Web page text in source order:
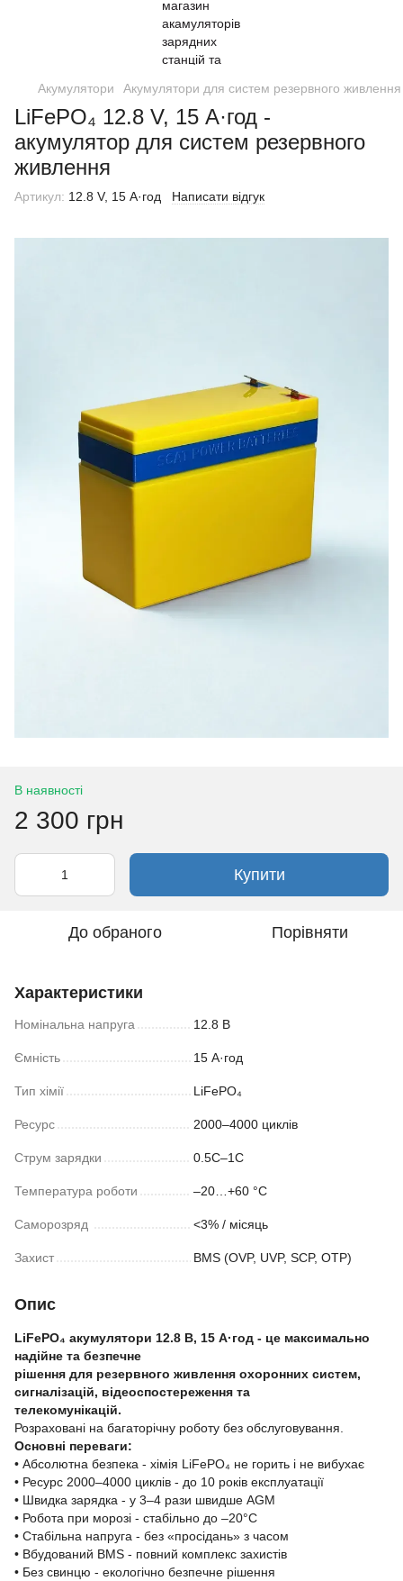
Акумулятори Акумулятори для систем резервного живлення
LiFePO₄ 12.8 V, 15 А·год -
акумулятор для систем резервного
живлення
Артикул: 12.8 V, 15 А·год Написати відгук
В наявності
2 300 грн
Купити
До обраного Порівняти
Характеристики
Номінальна напруга 12.8 В
Ємність 15 А·год
Тип хімії LiFePO₄
Ресурс 2000–4000 циклів
Струм зарядки 0.5С–1C
Температура роботи –20…+60 °C
Саморозряд <3% / місяць
Захист BMS (OVP, UVP, SCP, OTP)
Опис
LiFePO₄ акумулятори 12.8 В, 15 А·год - це максимально
надійне та безпечне
рішення для резервного живлення охоронних систем,
сигналізацій, відеоспостереження та
телекомунікацій.
Розраховані на багаторічну роботу без обслуговування.
Основні переваги:
• Абсолютна безпека - хімія LiFePO₄ не горить і не вибухає
• Ресурс 2000–4000 циклів - до 10 років експлуатації
• Швидка зарядка - у 3–4 рази швидше AGM
• Робота при морозі - стабільно до –20°C
• Стабільна напруга - без «просідань» з часом
• Вбудований BMS - повний комплекс захистів
• Без свинцю - екологічно безпечне рішення